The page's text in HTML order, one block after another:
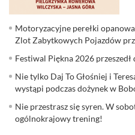
Motoryzacyjne perełki
Zlot Zabytkowych Pojazdów
Festiwal Piękna 2026
Nie tylko Daj To Głośniej i
wystąpi podczas dożynek w
Nie przestrasz się syren. W
ogólnokrajowy trening!